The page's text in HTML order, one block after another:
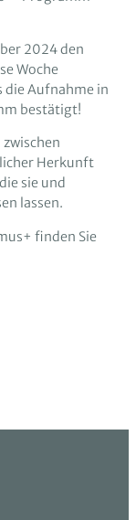
2024 den
Woche
die Aufnahme in
bestätigt!
Herkunft
sie und
lassen.
finden Sie